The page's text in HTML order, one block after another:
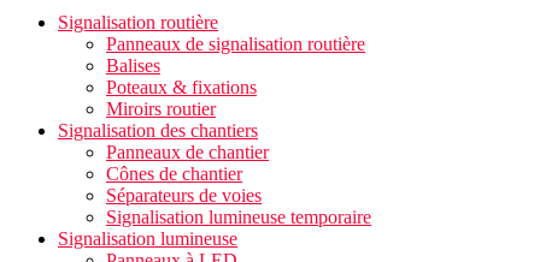
Signalisation routière
Panneaux de signalisation routière
Balises
Poteaux & fixations
Miroirs routier
Signalisation des chantiers
Panneaux de chantier
Cônes de chantier
Séparateurs de voies
Signalisation lumineuse temporaire
Signalisation lumineuse